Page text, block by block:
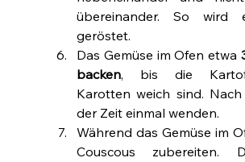
übereinander. So wird
geröstet.
Das Gemüse im Ofen etwa
backen, bis die
Karotten weich sind.
der Zeit einmal wenden.
Während das Gemüse im
Couscous zubereiten.